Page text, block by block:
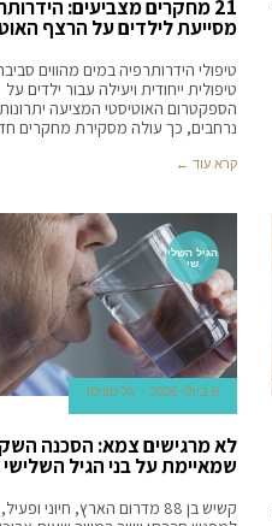
21 מחקרים מצביעים:
מסייעת לילדים על הרצף
טיפולי הידרותרפיה במים מהווים
טיפולית ייחודית ויעילה עבור ילדים על
הספקטרום האוטיסטי המציעה יתרונות
נרחבים, כך עולה מסקירת מחקרים
קרא עוד ←
הגיל השלי
שי
6 ביולי 2026 גל טוויטו
לא מרגישים צמא: הסכנה
שמאיימת על בני הגיל
קשיש בן 88 מדרום הארץ, חיוני